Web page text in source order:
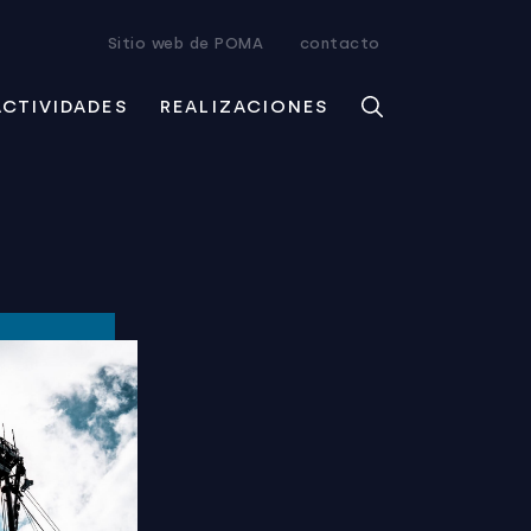
Sitio web de POMA contacto
REALIZACIONES